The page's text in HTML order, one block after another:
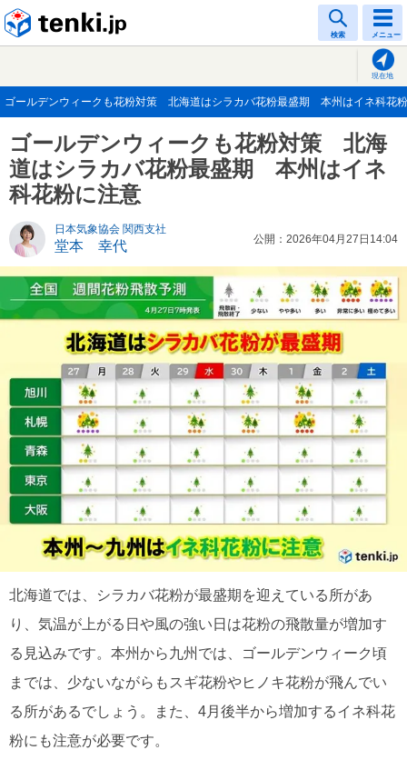
検索 メニュー
現在地
ゴールデンウィークも花粉対策 北海道はシラカバ花粉最盛期 本州はイネ科花
ゴールデンウィークも花粉対策 北海
道はシラカバ花粉最盛期 本州はイネ
科花粉に注意
日本気象協会 関西支社
堂本 幸代 公開：2026年04月27日14:04
北海道では、シラカバ花粉が最盛期を迎えている所があ
り、気温が上がる日や風の強い日は花粉の飛散量が増加す
る見込みです。本州から九州では、ゴールデンウィーク頃
までは、少ないながらもスギ花粉やヒノキ花粉が飛んでい
る所があるでしょう。また、4月後半から増加するイネ科花
粉にも注意が必要です。